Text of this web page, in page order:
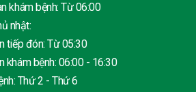
bệnh: Từ 06:00
nhật:
đón: Từ 05:30
bệnh: 06:00 - 16:30
Thứ 2 - Thứ 6